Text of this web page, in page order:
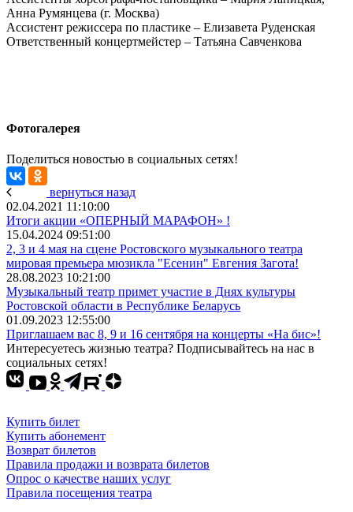
Анна Румянцева (г. Москва)
Ассистент режиссера по пластике – Елизавета Руденская
Ответственный концертмейстер – Татьяна Савченкова
Фотогалерея
Поделиться новостью в социальных сетях!
вернуться назад
02.04.2021 11:10:00
Итоги акции «ОПЕРНЫЙ МАРАФОН» !
15.04.2024 09:51:00
2, 3 и 4 мая на сцене Ростовского музыкального театра
мировая премьера мюзикла "Есенин" Евгения Загота!
28.08.2023 10:21:00
Музыкальный театр примет участие в Днях культуры
Ростовской области в Республике Беларусь
01.09.2023 12:55:00
Приглашаем вас 8, 9 и 16 сентября на концерты «На бис»!
Интересуетесь жизнью театра? Подписывайтесь на нас в
социальных сетях!
Купить билет
Купить абонемент
Возврат билетов
Правила продажи и возврата билетов
Опрос о качестве наших услуг
Правила посещения театра